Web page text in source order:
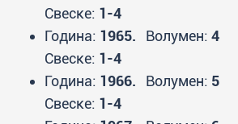
Свеске: 1-4
Година: 1965. Волумен: 4
Свеске: 1-4
Година: 1966. Волумен: 5
Свеске: 1-4